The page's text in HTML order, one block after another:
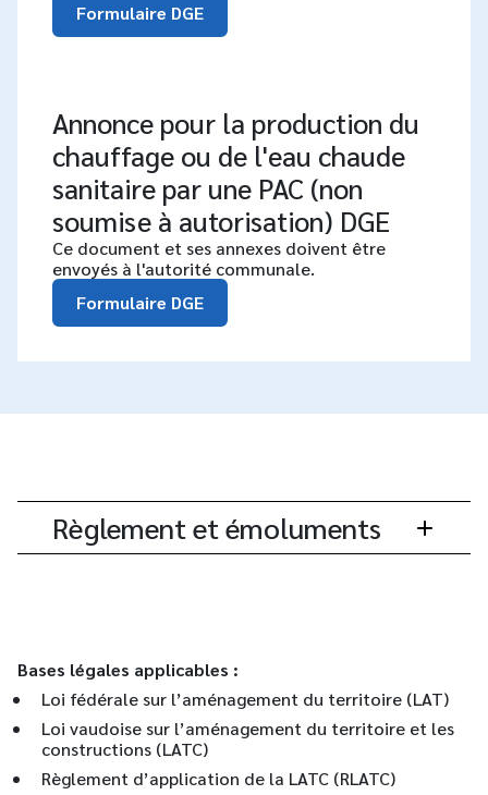
Formulaire DGE
Annonce pour la production du
chauffage ou de l'eau chaude
sanitaire par une PAC (non
soumise à autorisation) DGE
Ce document et ses annexes doivent être
envoyés à l'autorité communale.
Formulaire DGE
Règlement et émoluments
Bases légales applicables :
Loi fédérale sur l’aménagement du territoire (LAT)
Loi vaudoise sur l’aménagement du territoire et les
constructions (LATC)
Règlement d’application de la LATC (RLATC)